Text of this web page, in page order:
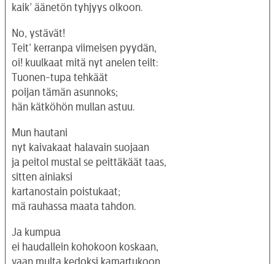
kaik’ äänetön tyhjyys olkoon.
No, ystävät!
Teit’ kerranpa viimeisen pyydän,
oi! kuulkaat mitä nyt anelen teilt:
Tuonen-tupa tehkäät
poijan tämän asunnoks;
hän kätköhön mullan astuu.
Mun hautani
nyt kaivakaat halavain suojaan
ja peitol mustal se peittäkäät taas,
sitten ainiaksi
kartanostain poistukaat;
mä rauhassa maata tahdon.
Ja kumpua
ei haudallein kohokoon koskaan,
vaan multa kedoksi kamartukoon,